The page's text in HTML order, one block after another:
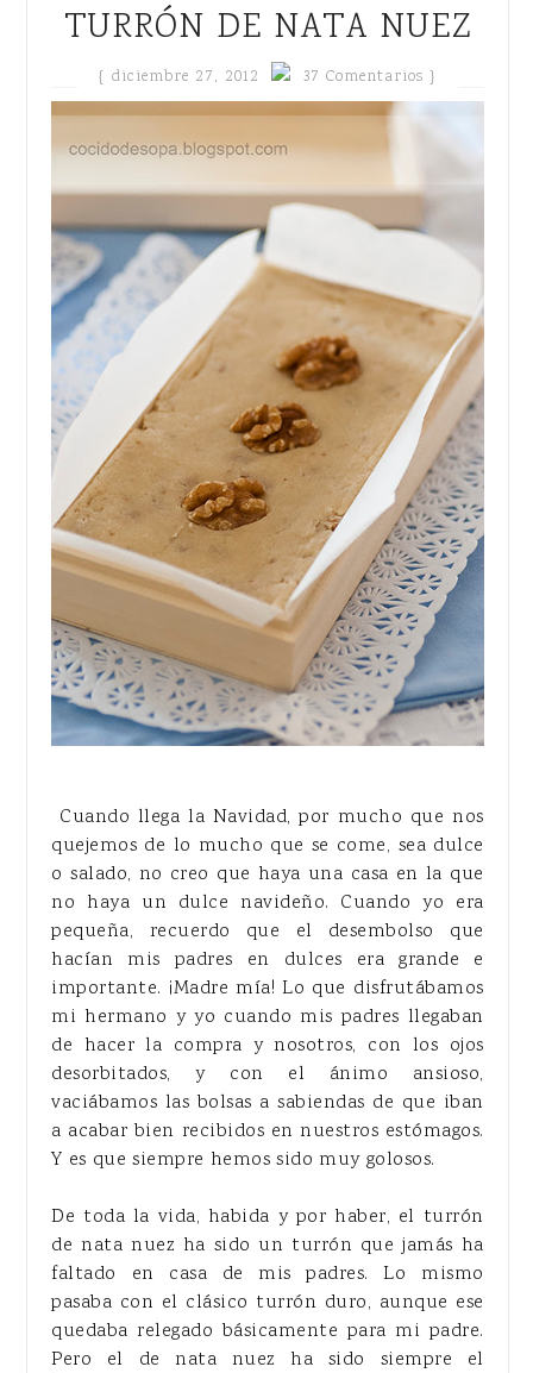
TURRÓN DE NATA NUEZ
{ diciembre 27, 2012 37 Comentarios }
Cuando llega la Navidad, por mucho que nos
quejemos de lo mucho que se come, sea dulce
o salado, no creo que haya una casa en la que
no haya un dulce navideño. Cuando yo era
pequeña, recuerdo que el desembolso que
hacían mis padres en dulces era grande e
importante. ¡Madre mía! Lo que disfrutábamos
mi hermano y yo cuando mis padres llegaban
de hacer la compra y nosotros, con los ojos
desorbitados, y con el ánimo ansioso,
vaciábamos las bolsas a sabiendas de que iban
a acabar bien recibidos en nuestros estómagos.
Y es que siempre hemos sido muy golosos.
De toda la vida, habida y por haber, el turrón
de nata nuez ha sido un turrón que jamás ha
faltado en casa de mis padres. Lo mismo
pasaba con el clásico turrón duro, aunque ese
quedaba relegado básicamente para mi padre.
Pero el de nata nuez ha sido siempre el